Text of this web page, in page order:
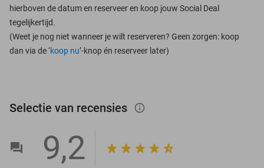
hierboven de datum en reserveer en koop jouw Social Deal
tegelijkertijd.
(Weet je nog niet wanneer je wilt reserveren? Geen zorgen: koop
dan via de ‘koop nu’-knop én reserveer later)
Selectie van recensies info_outlined
9,2